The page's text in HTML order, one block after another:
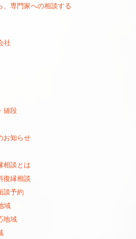
専門家への相談する
社
値段
お知らせ
相談とは
復縁相談
談予約
域
地域